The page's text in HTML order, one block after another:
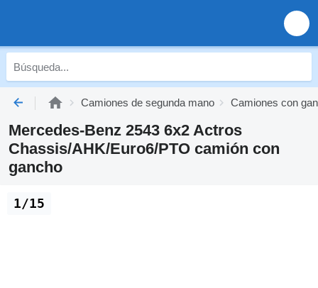
Camiones de segunda mano Camiones con
Mercedes-Benz 2543 6x2 Actros
Chassis/AHK/Euro6/PTO camión con
gancho
1/15